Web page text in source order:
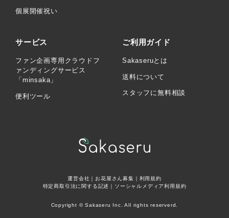
個展開催祝い
サービス
ファン企画専用クラウドフ
ァンディングサービス
「minsaka」
便利ツール
ご利用ガイド
Sakaseruとは
送料について
スタッフに無料相談
運営会社 ｜ お花屋さん募集 ｜ 利用規約
特定商取引法に関する記述 ｜ ソーシャルメディア利用規約
Copyright © Sakaseru Inc. All rights reserverd.